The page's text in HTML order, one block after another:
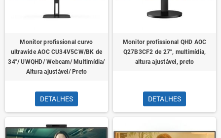
Monitor profissional curvo
ultrawide AOC CU34V5CW/BK de
34"/ UWQHD/ Webcam/ Multimídia/
Altura ajustável/ Preto
DETALHES
Monitor profissional QHD AOC
Q27B3CF2 de 27", multimídia,
altura ajustável, preto
DETALHES